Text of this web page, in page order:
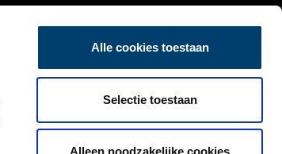
Alle cookies toestaan
Selectie toestaan
Alleen noodzakelijke cookies